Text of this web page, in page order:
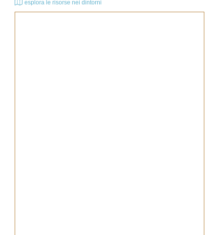
esplora le risorse nei dintorni